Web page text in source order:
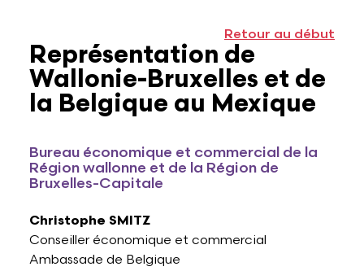
Retour au début
Représentation de
Wallonie-Bruxelles et de
la Belgique au Mexique
Bureau économique et commercial de la
Région wallonne et de la Région de
Bruxelles-Capitale
Christophe SMITZ
Conseiller économique et commercial
Ambassade de Belgique